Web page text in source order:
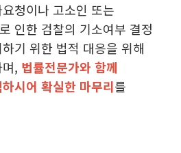
청이나 고소인 또는
인한 검찰의 기소여부 결정
기 위한 법적 대응을 위해
, 법률전문가와 함께
시어 확실한 마무리를